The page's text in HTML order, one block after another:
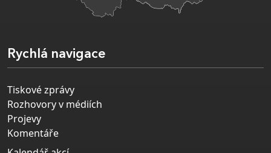
Rychlá navigace
Tiskové zprávy
Rozhovory v médiích
Projevy
Komentáře